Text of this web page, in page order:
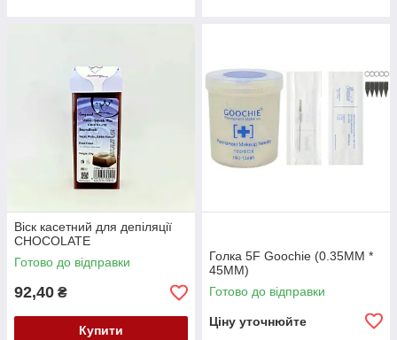
Віск касетний для депіляції
CHOCOLATE
Готово до відправки
92,40 ₴
Купити
Голка 5F Goochie (0.35MM *
45MM)
Готово до відправки
Ціну уточнюйте